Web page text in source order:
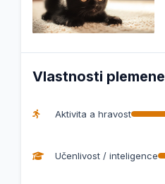
Vlastnosti plemene
Aktivita a hravost
Učenlivost / inteligence